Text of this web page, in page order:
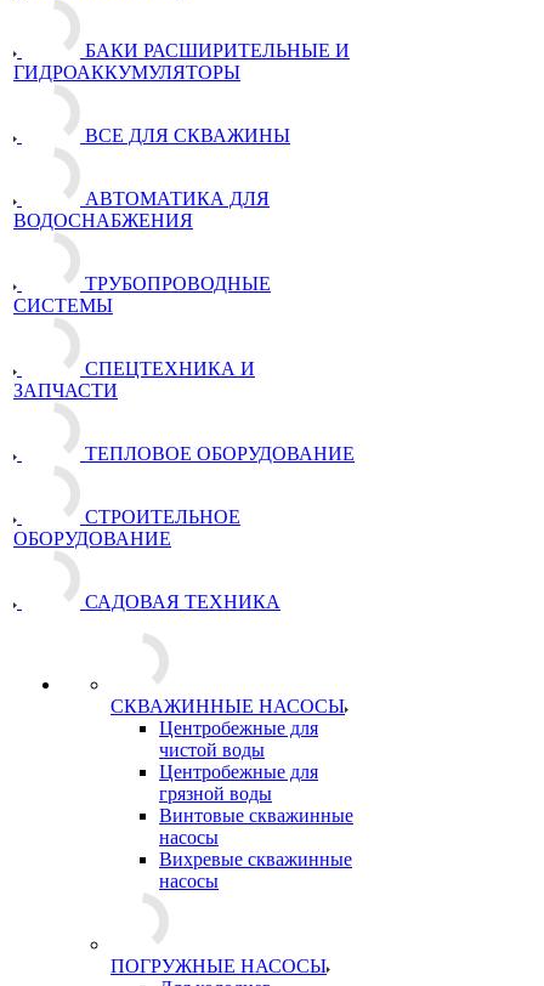
БАКИ РАСШИРИТЕЛЬНЫЕ И
ГИДРОАККУМУЛЯТОРЫ
ВСЕ ДЛЯ СКВАЖИНЫ
АВТОМАТИКА ДЛЯ
ВОДОСНАБЖЕНИЯ
ТРУБОПРОВОДНЫЕ
СИСТЕМЫ
СПЕЦТЕХНИКА И
ЗАПЧАСТИ
ТЕПЛОВОЕ ОБОРУДОВАНИЕ
СТРОИТЕЛЬНОЕ
ОБОРУДОВАНИЕ
САДОВАЯ ТЕХНИКА
СКВАЖИННЫЕ НАСОСЫ
Центробежные для
чистой воды
Центробежные для
грязной воды
Винтовые скважинные
насосы
Вихревые скважинные
насосы
ПОГРУЖНЫЕ НАСОСЫ